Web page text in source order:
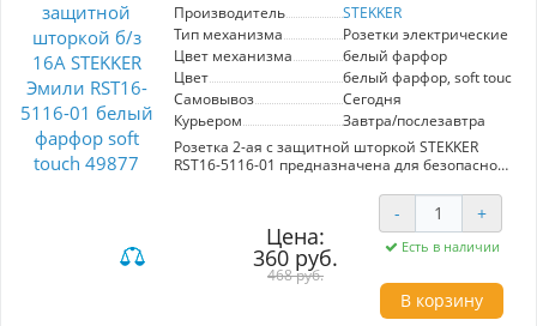
ощущения при использовании. Габариты
выключателя составляют 71x71x40 мм, и он
выполнен в цвете белый фарфор, что придаёт
ему изысканный вид. Выключатель с
подсветкой станет не только
функциональным, но и стильным
дополнением вашего освещения.
Производитель
STEKKER
Тип механизма
Розетки электрические
Цвет механизма
белый фарфор
Цвет
белый фарфор, soft touch
Самовывоз
Сегодня
Курьером
Завтра/послезавтра
Розетка 2-ая с защитной шторкой STEKKER
RST16-5116-01 предназначена для безопасного
Максимальная нагрузка - 16А, что подходит
для большинства бытовых устройств.
Изготовлена из белого фарфора с мягким
тактильным покрытием, что придаёт
элегантный вид. Защитные шторки
обеспечивают безопасность в использовании,
особенно в домах с детьми. Идеальное
Цена:
360 руб.
468 руб.
- +
Есть в наличии
В корзину